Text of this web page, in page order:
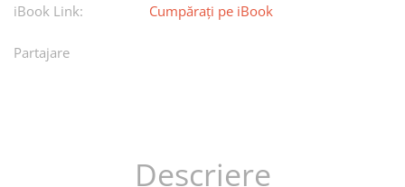
iBook Link:
Cumpărați pe iBook
Partajare
Descriere